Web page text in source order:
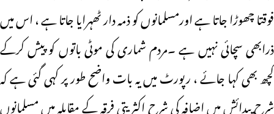
فوقتا چھوڑا جاتا ہے اورمسلمانوں کو ذمہ دار ٹھہرایا جاتا ہے ، اس میں
ذرابھی سچائی نہیں ہے ۔مردم شماری کی موٹی باتوں کو پیش کرکے
کچھ بھی کہا جائے ، رپورٹ میں یہ بات واضح طور پر کہی گئی ہے کہ
شرح پیدائش میں اضافہ کی شرح اکثریتی فرقہ کے مقابلہ میں مسلمانوں